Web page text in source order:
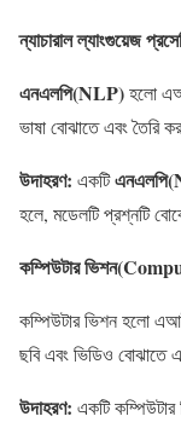
ন্যাচারাল ল্যাংগুয়েজ
এনএলপি(NLP)হলো
ভাষা বোঝাতে এবং তৈরি
উদাহরণ: একটি
হলে, মডেলটি প্রশ্নটি
কম্পিউটার
কম্পিউটার ভিশন হলো
ছবি এবং ভিডিও বোঝাতে
উদাহরণ: একটি